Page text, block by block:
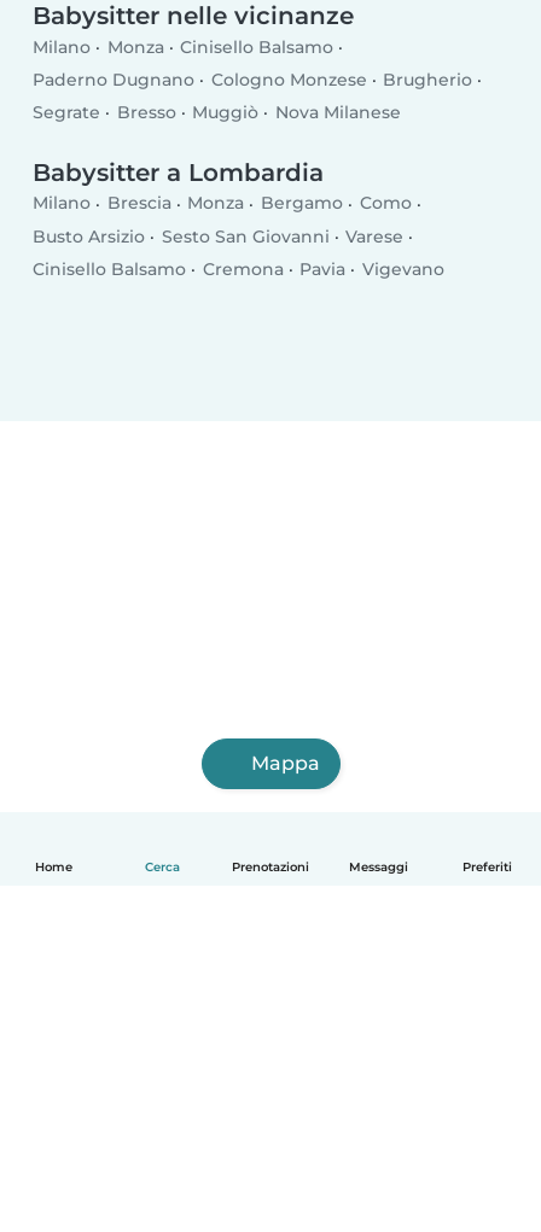
Home Cerca Prenotazioni Messaggi Preferiti
Babysitter nelle vicinanze
Milano Monza
Cinisello Balsamo
Paderno Dugnano
Cologno Monzese
Brugherio
Segrate
Bresso Muggiò Nova Milanese
Babysitter a Lombardia
Milano Brescia Monza Bergamo
Como
Busto Arsizio
Sesto San Giovanni
Varese
Cinisello Balsamo
Cremona Pavia Vigevano
Mappa